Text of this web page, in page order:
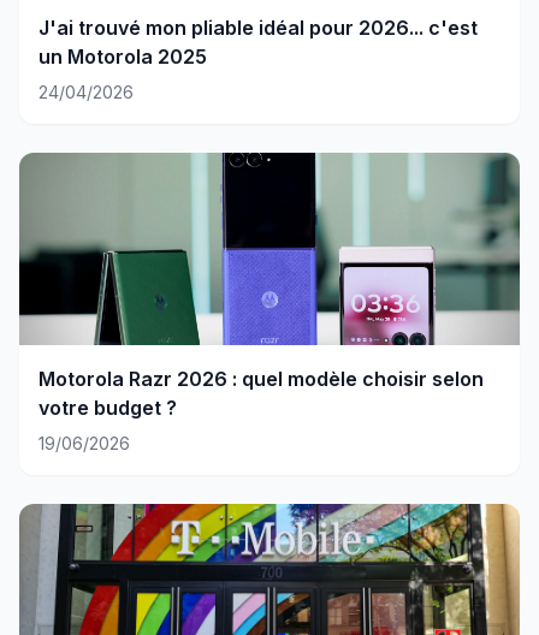
J'ai trouvé mon pliable idéal pour 2026... c'est
un Motorola 2025
24/04/2026
Motorola Razr 2026 : quel modèle choisir selon
votre budget ?
19/06/2026